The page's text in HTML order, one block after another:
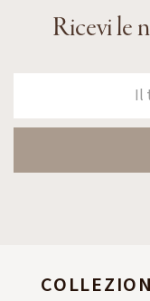
Ricevi le